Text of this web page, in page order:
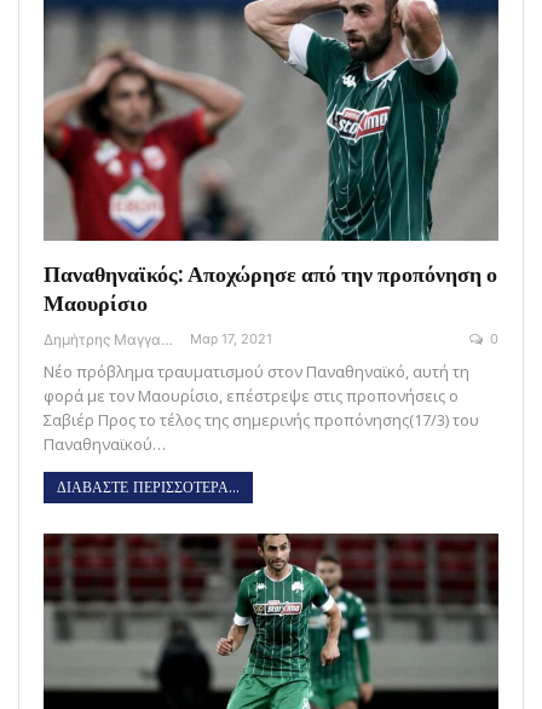
Παναθηναϊκός: Αποχώρησε από την προπόνηση ο
Μαουρίσιο
Δημήτρης Μαγγανάρης Μαρ 17, 2021 0
Νέο πρόβλημα τραυματισμού στον Παναθηναϊκό, αυτή τη
φορά με τον Μαουρίσιο, επέστρεψε στις προπονήσεις ο
Σαβιέρ Προς το τέλος της σημερινής προπόνησης(17/3) του
Παναθηναϊκού…
ΔΙΑΒΑΣΤΕ ΠΕΡΙΣΣΟΤΕΡΑ...